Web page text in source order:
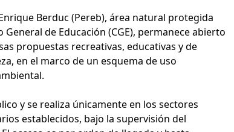
Berduc (Pereb), área natural protegida
de Educación (CGE), permanece abierto
propuestas recreativas, educativas y de
en el marco de un esquema de uso
y se realiza únicamente en los sectores
establecidos, bajo la supervisión del